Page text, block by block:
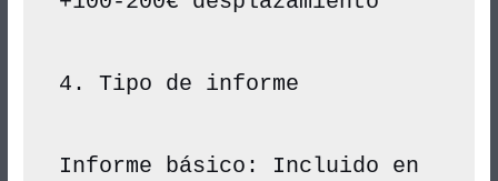
4. Tipo de informe
Informe básico: Incluido en